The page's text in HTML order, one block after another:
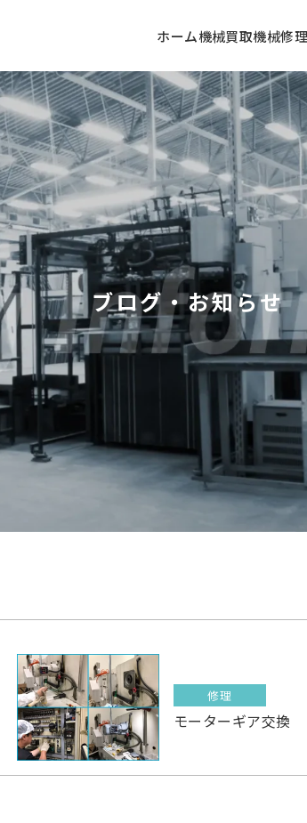
ホーム機械買取機械修理
ブログ・お知らせ
修理
モーターギア交換